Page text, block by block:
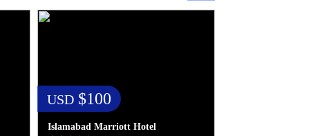
USD$100
Islamabad Marriott Hotel